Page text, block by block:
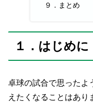
９．まとめ
１．はじめに
卓球の試合で思ったよ
えたくなることはあり